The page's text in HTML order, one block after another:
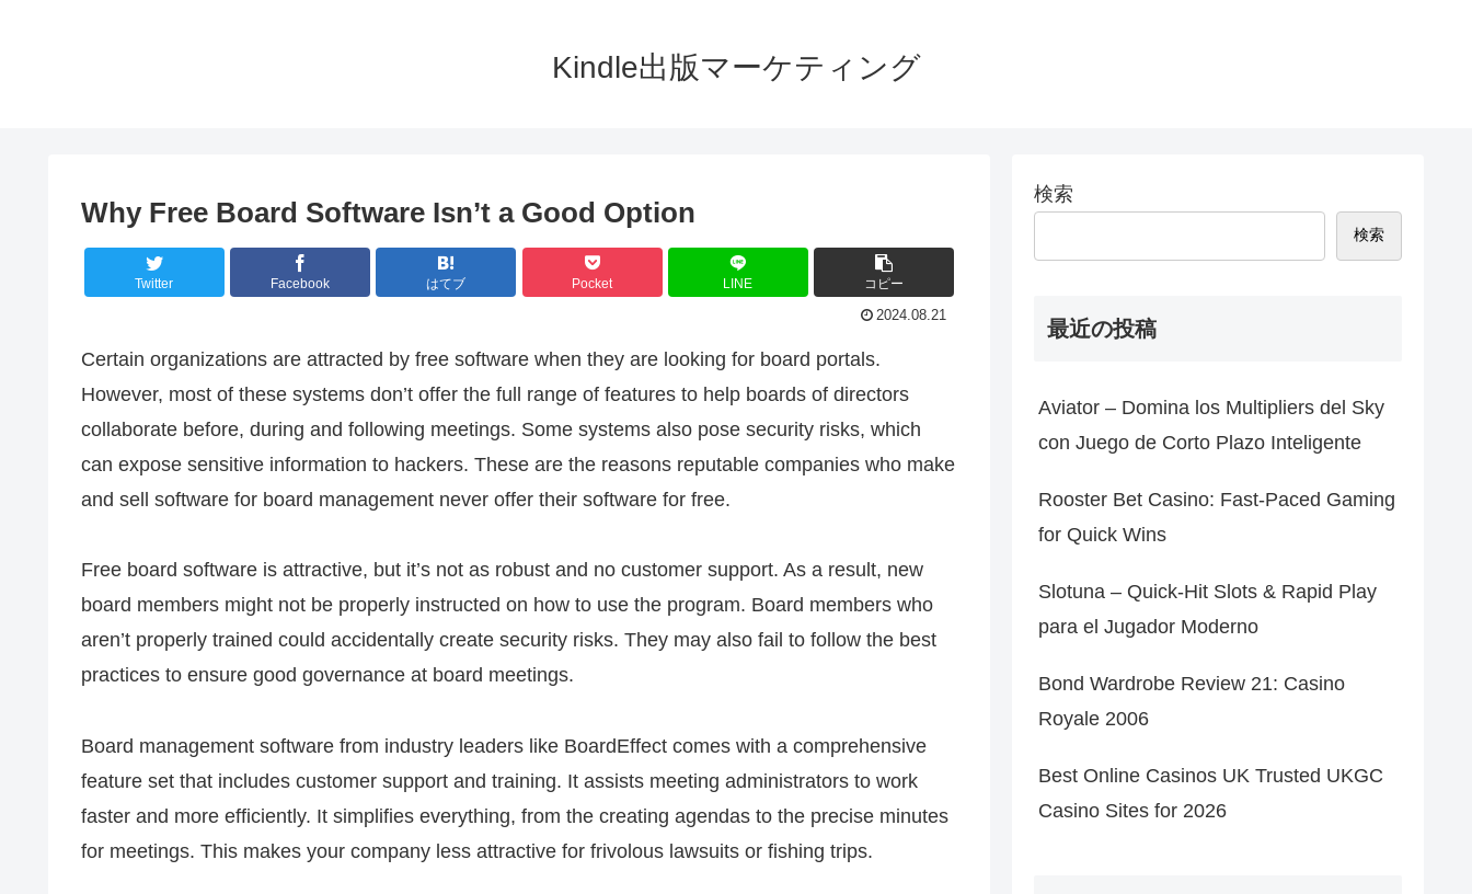
Kindle出版マーケティング
Why Free Board Software Isn’t a Good Option
Twitter Facebook はてブ Pocket LINE コピー
2024.08.21
Certain organizations are attracted by free software when they are looking for board portals.
However, most of these systems don’t offer the full range of features to help boards of directors
collaborate before, during and following meetings. Some systems also pose security risks, which
can expose sensitive information to hackers. These are the reasons reputable companies who make
and sell software for board management never offer their software for free.
Free board software is attractive, but it’s not as robust and no customer support. As a result, new
board members might not be properly instructed on how to use the program. Board members who
aren’t properly trained could accidentally create security risks. They may also fail to follow the best
practices to ensure good governance at board meetings.
Board management software from industry leaders like BoardEffect comes with a comprehensive
feature set that includes customer support and training. It assists meeting administrators to work
faster and more efficiently. It simplifies everything, from the creating agendas to the precise minutes
for meetings. This makes your company less attractive for frivolous lawsuits or fishing trips.
検索
検索
最近の投稿
Aviator – Domina los Multipliers del Sky
con Juego de Corto Plazo Inteligente
Rooster Bet Casino: Fast‑Paced Gaming
for Quick Wins
Slotuna – Quick‑Hit Slots & Rapid Play
para el Jugador Moderno
Bond Wardrobe Review 21: Casino
Royale 2006
Best Online Casinos UK Trusted UKGC
Casino Sites for 2026